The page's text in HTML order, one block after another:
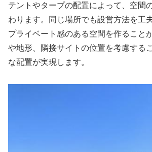
テントやタープの配置によって、空間
わります。同じ場所でも設営方法を工
プライベート感のある空間を作ること
や地形、隣接サイトの位置を考慮する
な配置が実現します。